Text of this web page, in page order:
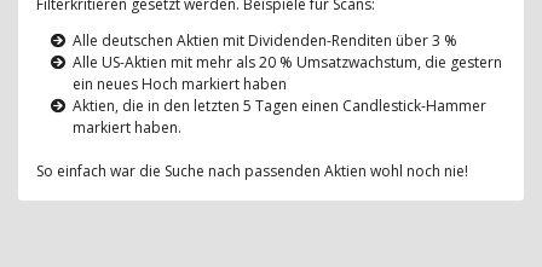
Filterkritieren gesetzt werden. Beispiele für Scans:
Alle deutschen Aktien mit Dividenden-Renditen über 3 %
Alle US-Aktien mit mehr als 20 % Umsatzwachstum, die gestern
ein neues Hoch markiert haben
Aktien, die in den letzten 5 Tagen einen Candlestick-Hammer
markiert haben.
So einfach war die Suche nach passenden Aktien wohl noch nie!